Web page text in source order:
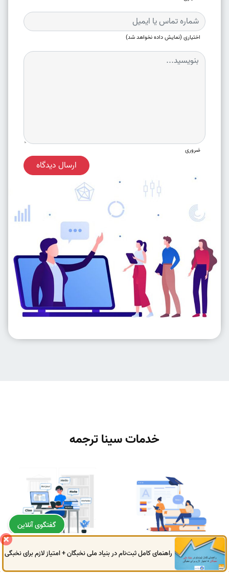
اختیاری (نمایش داده نخواهد شد)
ضروری
ارسال دیدگاه
خدمات سینا ترجمه
ترجمه تخصصی کتاب
ثبت سفارش
ترجمه تخصصی مقاله
04133250787
09149724522
راهنمای کامل ثبت‌نام در بنیاد ملی نخبگان + امتیاز لازم برای نخبگی
گفتگوی آنلاین